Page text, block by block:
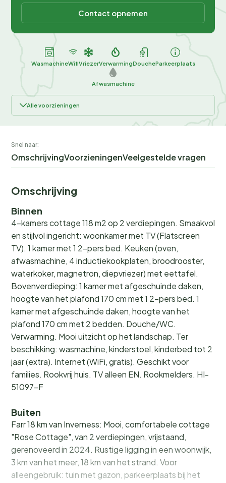
Contact opnemen
WasmachineWifiVriezerVerwarmingDoucheParkeerplaats
Afwasmachine
Alle voorzieningen
Snel naar:
OmschrijvingVoorzieningenVeelgestelde vragen
Omschrijving
Binnen
4-kamers cottage 118 m2 op 2 verdiepingen. Smaakvol
en stijlvol ingericht: woonkamer met TV (Flatscreen
TV). 1 kamer met 1 2-pers bed. Keuken (oven,
afwasmachine, 4 inductiekookplaten, broodrooster,
waterkoker, magnetron, diepvriezer) met eettafel.
Bovenverdieping: 1 kamer met afgeschuinde daken,
hoogte van het plafond 170 cm met 1 2-pers bed. 1
kamer met afgeschuinde daken, hoogte van het
plafond 170 cm met 2 bedden. Douche/WC.
Verwarming. Mooi uitzicht op het landschap. Ter
beschikking: wasmachine, kinderstoel, kinderbed tot 2
jaar (extra). Internet (WiFi, gratis). Geschikt voor
families. Rookvrij huis. TV alleen EN. Rookmelders. HI-
51097-F
Buiten
Farr 18 km van Inverness: Mooi, comfortabele cottage
"Rose Cottage", van 2 verdiepingen, vrijstaand,
gerenoveerd in 2024. Rustige ligging in een woonwijk,
3 km van het meer, 18 km van het strand. Voor
alleengebruik: tuin met gazon, parkeerplaats bij het